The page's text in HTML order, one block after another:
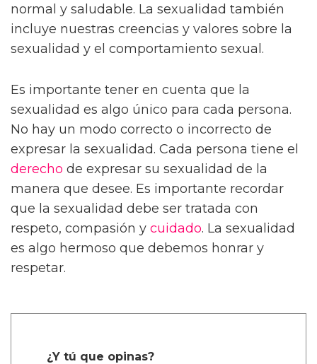
normal y saludable. La sexualidad también
incluye nuestras creencias y valores sobre la
sexualidad y el comportamiento sexual.
Es importante tener en cuenta que la
sexualidad es algo único para cada persona.
No hay un modo correcto o incorrecto de
expresar la sexualidad. Cada persona tiene el
derecho de expresar su sexualidad de la
manera que desee. Es importante recordar
que la sexualidad debe ser tratada con
respeto, compasión y cuidado. La sexualidad
es algo hermoso que debemos honrar y
respetar.
¿Y tú que opinas?